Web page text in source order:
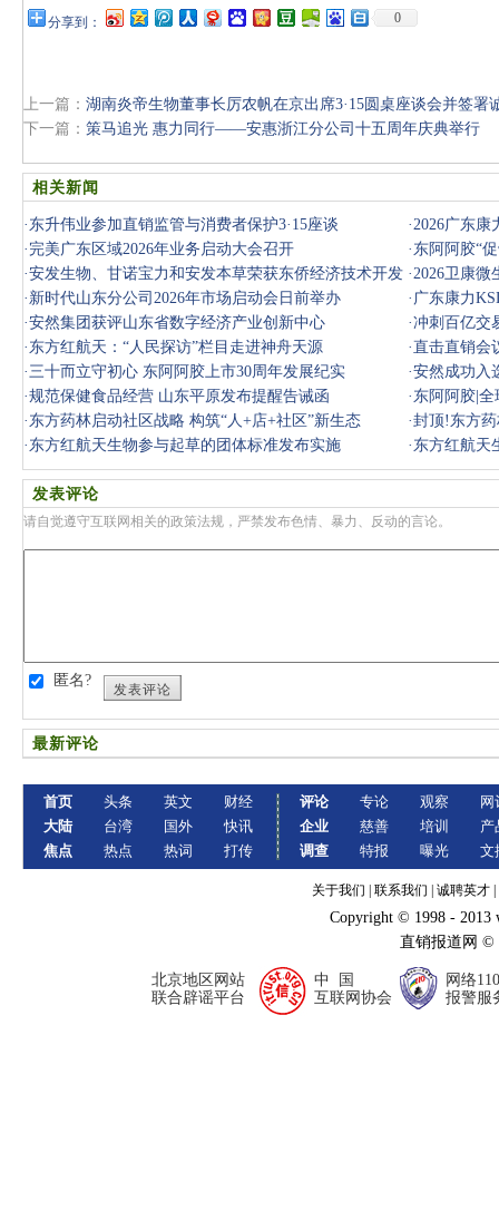
分享到： 0
上一篇： 湖南炎帝生物董事长厉农帆在京出席3·15圆桌座谈会并签署
下一篇： 策马追光 惠力同行——安惠浙江分公司十五周年庆典举行
相关新闻
· 东升伟业参加直销监管与消费者保护3·15座谈 ·2026广东康
· 完美广东区域2026年业务启动大会召开 · 东阿阿胶“
·安发生物、甘诺宝力和安发本草荣获东侨经济技术开发
区表彰
·2026卫康微
态
· 新时代山东分公司2026年市场启动会日前举办 · 广东康力
·安然集团获评山东省数字经济产业创新中心 ·冲刺百亿交
核心枢纽
· 东方红航天：“人民探访”栏目走进神舟天源 ·直击直销会
·三十而立守初心 东阿阿胶上市30周年发展纪实 ·安然成功入
·规范保健食品经营 山东平原发布提醒告诫函 · 东阿阿胶|
· 东方药林启动社区战略 构筑“人+店+社区”新生态 ·封顶!东方
· 东方红航天生物参与起草的团体标准发布实施 · 东方红航天
发表评论
请自觉遵守互联网相关的政策法规，严禁发布色情、暴力、反动的言论。
匿名?
发表评论
最新评论
首页
大陆
焦点
头条
台湾
热点
英文
国外
热词
财经
快讯
打传
评论
企业
调查
专论
慈善
特报
观察
培训
曝光
网
产
文
关于我们 联系我们 诚聘英才
Copyright © 1998 - 2013
直销报道网
北京地区网站
联合辟谣平台
中 国
互联网协会
网络110
报警服